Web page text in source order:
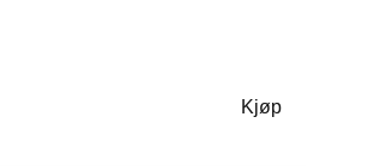
Kjøp